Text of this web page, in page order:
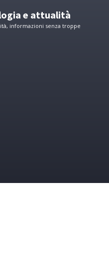
e attualità
informazioni senza troppe